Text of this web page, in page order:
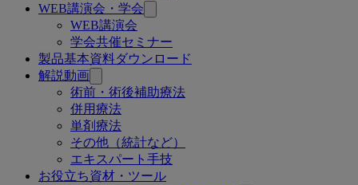
WEB講演会・学会
WEB講演会
学会共催セミナー
製品基本資料ダウンロード
解説動画
術前・術後補助療法
併用療法
単剤療法
その他（統計など）
エキスパート手技
お役立ち資材・ツール